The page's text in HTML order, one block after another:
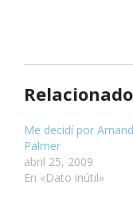
Relacionado
Me decidí por
Palmer
abril 25, 2009
En «Dato inútil»